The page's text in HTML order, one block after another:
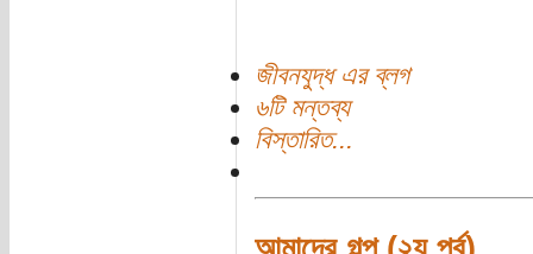
জীবনযুদ্ধ এর ব্লগ
৬টি মন্তব্য
বিস্তারিত...